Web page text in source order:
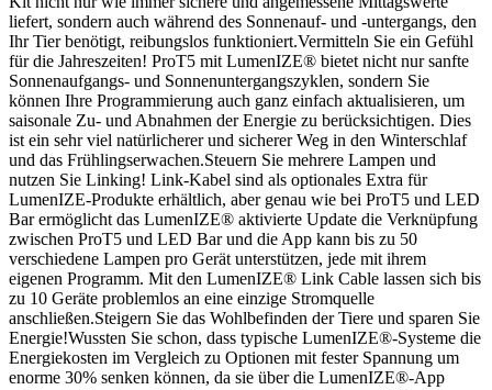
liefert, sondern auch während des Sonnenauf- und -untergangs, den
Ihr Tier benötigt, reibungslos funktioniert.Vermitteln Sie ein Gefühl
für die Jahreszeiten! ProT5 mit LumenIZE® bietet nicht nur sanfte
Sonnenaufgangs- und Sonnenuntergangszyklen, sondern Sie
können Ihre Programmierung auch ganz einfach aktualisieren, um
saisonale Zu- und Abnahmen der Energie zu berücksichtigen. Dies
ist ein sehr viel natürlicherer und sicherer Weg in den Winterschlaf
und das Frühlingserwachen.Steuern Sie mehrere Lampen und
nutzen Sie Linking! Link-Kabel sind als optionales Extra für
LumenIZE-Produkte erhältlich, aber genau wie bei ProT5 und LED
Bar ermöglicht das LumenIZE® aktivierte Update die Verknüpfung
zwischen ProT5 und LED Bar und die App kann bis zu 50
verschiedene Lampen pro Gerät unterstützen, jede mit ihrem
eigenen Programm. Mit den LumenIZE® Link Cable lassen sich bis
zu 10 Geräte problemlos an eine einzige Stromquelle
anschließen.Steigern Sie das Wohlbefinden der Tiere und sparen Sie
Energie!Wussten Sie schon, dass typische LumenIZE®-Systeme die
Energiekosten im Vergleich zu Optionen mit fester Spannung um
enorme 30% senken können, da sie über die LumenIZE®-App